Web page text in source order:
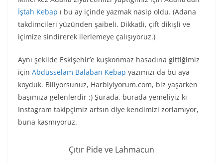
İştah Kebap ı bu ay içinde yazmak nasip oldu. (Adana
takdimcileri yüzünden şaibeli. Dikkatli, çift dikişli ve
içimize sindirerek ilerlemeye çalışıyoruz.)
Aynı şekilde Eskişehir’e kuşkonmaz hasadına gittiğimiz
için Abdüsselam Balaban Kebap yazımızı da bu aya
koyduk. Biliyorsunuz, Harbiyiyorum.com, biz yaşarken
başımıza gelenlerdir :) Şurada, burada yemeliyiz ki
Instagram takipçimiz artsın diye kendimizi zorlamıyor,
buna kasmıyoruz.
Çıtır Pide ve Lahmacun